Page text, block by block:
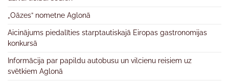
„Oāzes” nometne Aglonā
Aicinājums piedalīties starptautiskajā Eiropas gastronomijas
konkursā
Informācija par papildu autobusu un vilcienu reisiem uz
svētkiem Aglonā